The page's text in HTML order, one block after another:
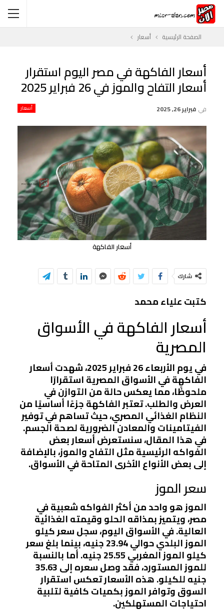
الصفحة الرئيسية أسعار
أسعار الفاكهة في مصر اليوم استقرار
أسعار التفاح والموز في 26 فبراير 2025
أسعار في فبراير 26, 2025
أسعار الفاكهة
شارك
كتبت علياء محمد
أسعار الفاكهة في الأسواق
المصرية
في يوم الأربعاء 26 فبراير 2025، شهدت أسعار
الفاكهة في الأسواق المصرية استقرارًا
ملحوظًا، مما يعكس حالة من التوازن في
العرض والطلب. تعتبر الفاكهة جزءًا أساسيًا من
النظام الغذائي المصري، حيث تساهم في توفير
الفيتامينات والمعادن الضرورية لصحة الجسم.
في هذا المقال، سنستعرض أسعار بعض
الفواكه الرئيسية مثل التفاح والموز، بالإضافة
إلى بعض الأنواع الأخرى المتاحة في الأسواق.
سعر الموز
الموز هو واحد من أكثر الفواكه شعبية في
مصر، ويتميز بمذاقه الحلو وقيمته الغذائية
العالية. في الأسواق اليوم، سجل سعر كيلو
الموز البلدي حوالي 23.94 جنيه، بينما بلغ سعر
كيلو الموز المغربي 25.55 جنيه. أما بالنسبة
للموز المستورد، فقد وصل سعره إلى 35.63
جنيه للكيلو. هذه الأسعار تعكس استقرار
السوق وتوافر الموز بكميات كافية لتلبية
احتياجات المستهلكين.